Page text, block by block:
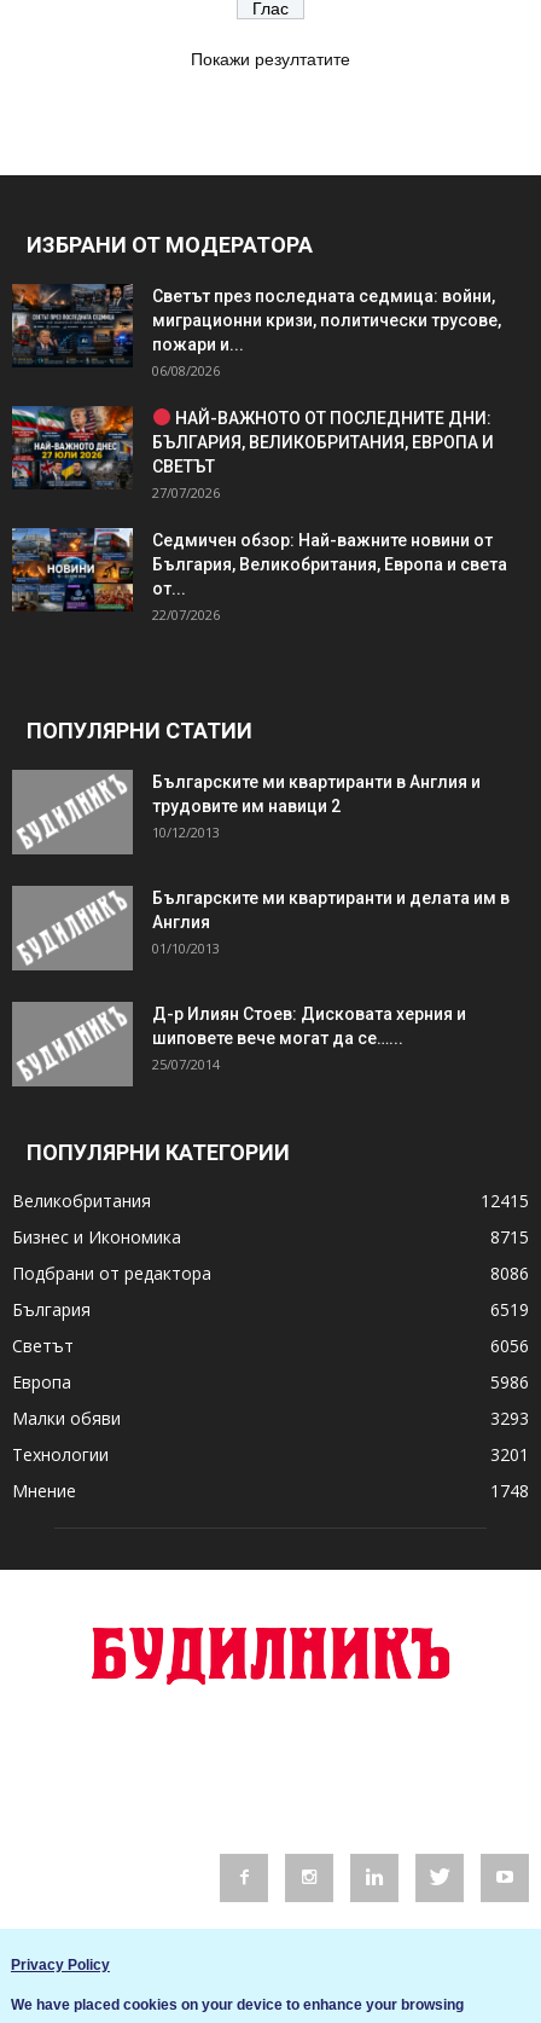
Покажи резултатите
ИЗБРАНИ ОТ МОДЕРАТОРА
Светът през последната седмица: войни,
миграционни кризи, политически трусове,
пожари и...
06/08/2026
НАЙ-ВАЖНОТО ОТ ПОСЛЕДНИТЕ ДНИ:
БЪЛГАРИЯ, ВЕЛИКОБРИТАНИЯ, ЕВРОПА И
СВЕТЪТ
27/07/2026
Седмичен обзор: Най-важните новини от
България, Великобритания, Европа и света
от...
22/07/2026
ПОПУЛЯРНИ СТАТИИ
Българските ми квартиранти в Англия и
трудовите им навици 2
10/12/2013
Българските ми квартиранти и делата им в
Англия
01/10/2013
Д-р Илиян Стоев: Дисковата херния и
шиповете вече могат да се…...
25/07/2014
ПОПУЛЯРНИ КАТЕГОРИИ
Великобритания
12415
Бизнес и Икономика
8715
Подбрани от редактора
8086
България
6519
Светът
6056
Европа
5986
Малки обяви
3293
Технологии
3201
Мнение
1748
Privacy Policy
We have placed cookies on your device to enhance your browsing